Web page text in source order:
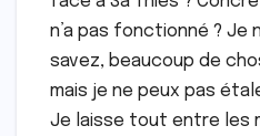
n’a pas fonctionné ? Je
savez, beaucoup de
mais je ne peux pas
Je laisse tout entre les